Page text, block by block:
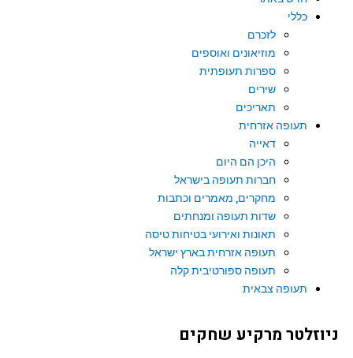
כללי
לזכרם
מוזיאונים ואוספים
ספרות תעופתית
שירים
תאריכים
תעופה אזרחית
דאייה
היכן הם היום
חברות תעופה בישראל
מחקרים, מאמרים וכתבות
שדות תעופה ומנחתים
תאונות ואירועי בטיחות טיסה
תעופה אזרחית בארץ ישראל
תעופה ספורטיבית קלה
תעופה צבאית
ניוזלטר מרקיע שחקים